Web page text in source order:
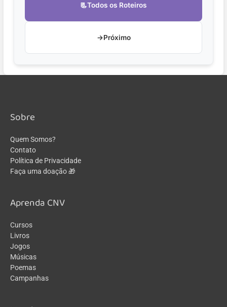
📃Todos os Roteiros
→Próximo
Sobre
Quem Somos?
Contato
Política de Privacidade
Faça uma doação 🎁
Aprenda CNV
Cursos
Livros
Jogos
Músicas
Poemas
Campanhas